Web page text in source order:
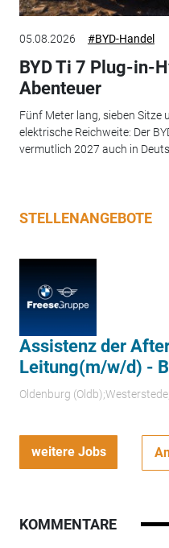
05.08.2026 #BYD-Handel
BYD Ti 7 Plug-in-
Abenteuer
Fünf Meter lang, sieben Sitze
elektrische Reichweite: Der
vermutlich 2027 auch in
STELLENANGEBOTE
Assistenz der
Leitung(m/w/d) -
Oldenburg
weitere Jobs
KOMMENTARE